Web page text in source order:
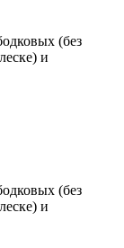
(без
и
(без
и